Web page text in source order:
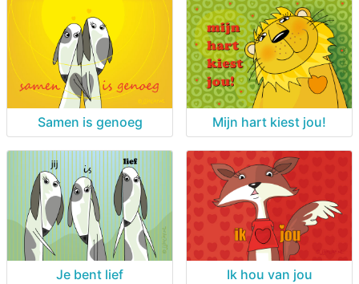
Samen is genoeg Mijn hart kiest jou!
Je bent lief Ik hou van jou